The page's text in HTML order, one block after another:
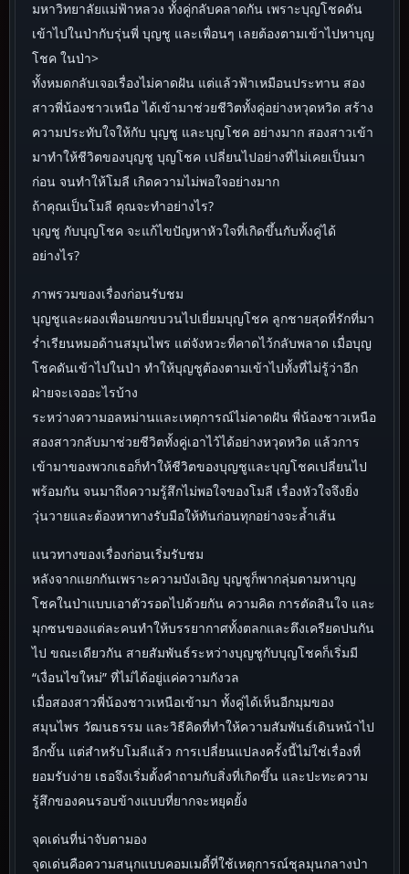
มหาวิทยาลัยแม่ฟ้าหลวง ทั้งคู่กลับคลาดกัน เพราะบุญโชคดัน
เข้าไปในป่ากับรุ่นพี่ บุญชู และเพื่อนๆ เลยต้องตามเข้าไปหาบุญ
โชค ในป่า>
ทั้งหมดกลับเจอเรื่องไม่คาดฝัน แต่แล้วฟ้าเหมือนประทาน สอง
สาวพี่น้องชาวเหนือ ได้เข้ามาช่วยชีวิตทั้งคู่อย่างหวุดหวิด สร้าง
ความประทับใจให้กับ บุญชู และบุญโชค อย่างมาก สองสาวเข้า
มาทำให้ชีวิตของบุญชู บุญโชค เปลี่ยนไปอย่างที่ไม่เคยเป็นมา
ก่อน จนทำให้โมลี เกิดความไม่พอใจอย่างมาก
ถ้าคุณเป็นโมลี คุณจะทำอย่างไร?
บุญชู กับบุญโชค จะแก้ไขปัญหาหัวใจที่เกิดขึ้นกับทั้งคู่ได้
อย่างไร?
ภาพรวมของเรื่องก่อนรับชม
บุญชูและผองเพื่อนยกขบวนไปเยี่ยมบุญโชค ลูกชายสุดที่รักที่มา
ร่ำเรียนหมอด้านสมุนไพร แต่จังหวะที่คาดไว้กลับพลาด เมื่อบุญ
โชคดันเข้าไปในป่า ทำให้บุญชูต้องตามเข้าไปทั้งที่ไม่รู้ว่าอีก
ฝ่ายจะเจออะไรบ้าง
ระหว่างความอลหม่านและเหตุการณ์ไม่คาดฝัน พี่น้องชาวเหนือ
สองสาวกลับมาช่วยชีวิตทั้งคู่เอาไว้ได้อย่างหวุดหวิด แล้วการ
เข้ามาของพวกเธอก็ทำให้ชีวิตของบุญชูและบุญโชคเปลี่ยนไป
พร้อมกัน จนมาถึงความรู้สึกไม่พอใจของโมลี เรื่องหัวใจจึงยิ่ง
วุ่นวายและต้องหาทางรับมือให้ทันก่อนทุกอย่างจะล้ำเส้น
แนวทางของเรื่องก่อนเริ่มรับชม
หลังจากแยกกันเพราะความบังเอิญ บุญชูก็พากลุ่มตามหาบุญ
โชคในป่าแบบเอาตัวรอดไปด้วยกัน ความคิด การตัดสินใจ และ
มุกซนของแต่ละคนทำให้บรรยากาศทั้งตลกและตึงเครียดปนกัน
ไป ขณะเดียวกัน สายสัมพันธ์ระหว่างบุญชูกับบุญโชคก็เริ่มมี
“เงื่อนไขใหม่” ที่ไม่ได้อยู่แค่ความกังวล
เมื่อสองสาวพี่น้องชาวเหนือเข้ามา ทั้งคู่ได้เห็นอีกมุมของ
สมุนไพร วัฒนธรรม และวิธีคิดที่ทำให้ความสัมพันธ์เดินหน้าไป
อีกขั้น แต่สำหรับโมลีแล้ว การเปลี่ยนแปลงครั้งนี้ไม่ใช่เรื่องที่
ยอมรับง่าย เธอจึงเริ่มตั้งคำถามกับสิ่งที่เกิดขึ้น และปะทะความ
รู้สึกของคนรอบข้างแบบที่ยากจะหยุดยั้ง
จุดเด่นที่น่าจับตามอง
จุดเด่นคือความสนุกแบบคอมเมดี้ที่ใช้เหตุการณ์ชุลมุนกลางป่า